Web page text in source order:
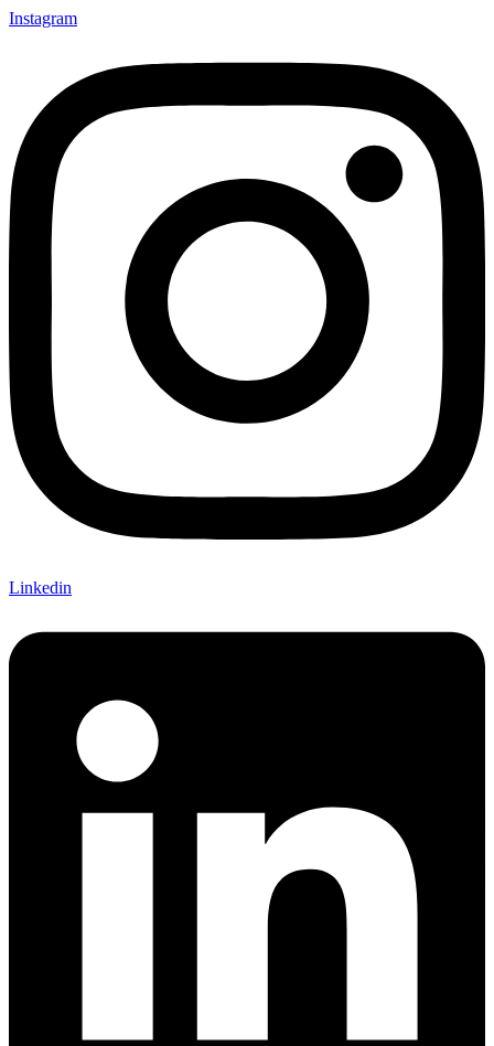
Instagram
Linkedin